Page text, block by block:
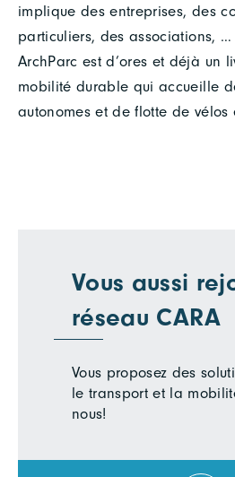
implique des entreprises, des
particuliers, des associations,
ArchParc est d’ores et déjà un
mobilité durable qui accueille
autonomes et de flotte de vélos
Vous aussi
réseau CARA
Vous proposez des
le transport et la
nous!